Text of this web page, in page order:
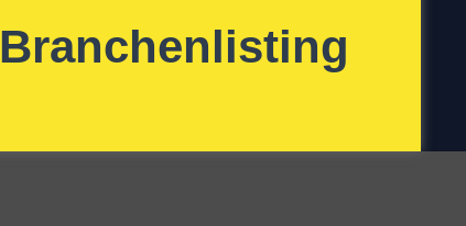
Branchenlisting